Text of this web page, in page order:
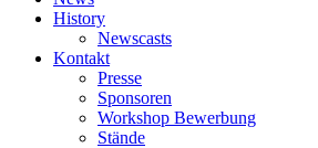
History
Newscasts
Kontakt
Presse
Sponsoren
Workshop Bewerbung
Stände